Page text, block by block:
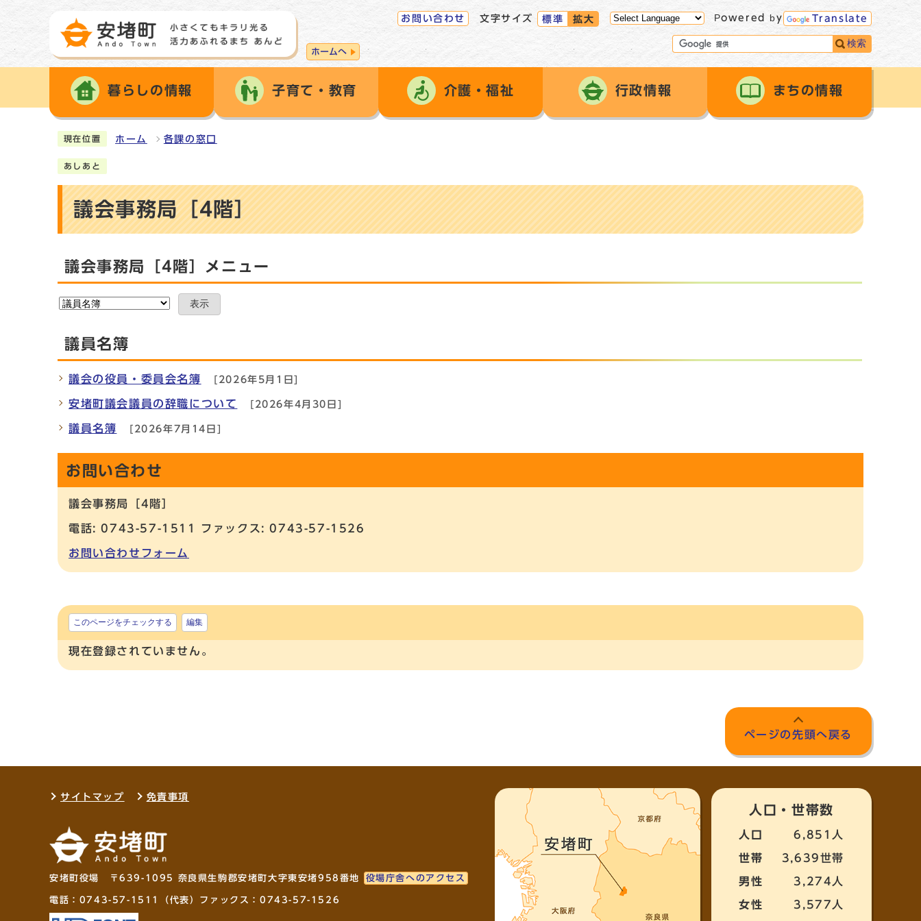
ホームへ
お問い合わせ 文字サイズ 標準 拡大 Powered by Translate
検索
暮らしの情報 子育て・教育 介護・福祉 行政情報 まちの情報
現在位置 ホーム 各課の窓口
あしあと
議会事務局［4階］
議会事務局［4階］メニュー
表示
議員名簿
議会の役員・委員会名簿 [2026年5月1日]
安堵町議会議員の辞職について [2026年4月30日]
議員名簿 [2026年7月14日]
お問い合わせ
議会事務局［4階］
電話: 0743-57-1511 ファックス: 0743-57-1526
お問い合わせフォーム
このページをチェックする 編集
現在登録されていません。
ページの先頭へ戻る
サイトマップ 免責事項
安堵町役場 〒639-1095 奈良県生駒郡安堵町大字東安堵958番地 役場庁舎へのアクセス
電話： 0743-57-1511 （代表）ファックス：0743-57-1526
人口・世帯数
人口 6,851人
世帯 3,639世帯
男性 3,274人
女性 3,577人